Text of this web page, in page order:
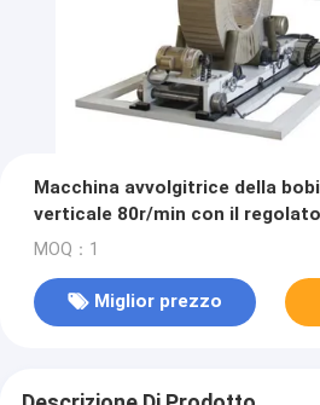
Macchina avvolgitrice della
verticale 80r/min con il
Easy Loading dello SpA
MOQ：1
Miglior prezzo